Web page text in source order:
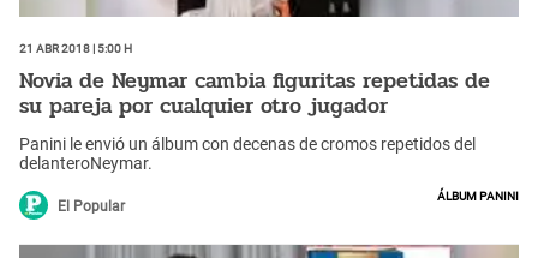
21 Abr 2018 | 5:00 h
Novia de Neymar cambia figuritas repetidas de
su pareja por cualquier otro jugador
Panini le envió un álbum con decenas de cromos repetidos del
delanteroNeymar.
El Popular
Álbum Panini